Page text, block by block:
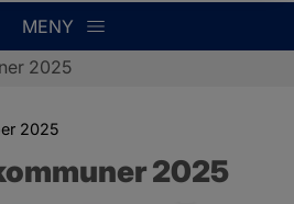
MENY
2025
2025
2025